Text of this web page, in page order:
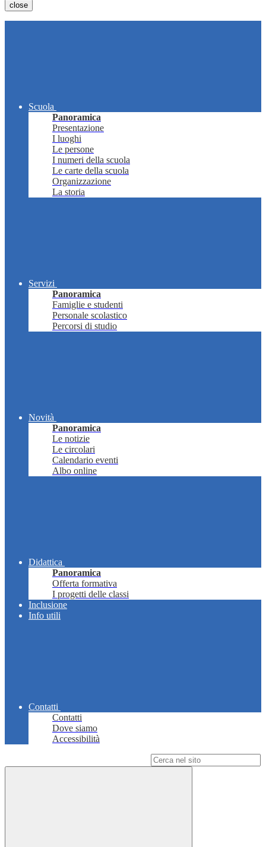
close
Scuola
Panoramica
Presentazione
I luoghi
Le persone
I numeri della scuola
Le carte della scuola
Organizzazione
La storia
Servizi
Panoramica
Famiglie e studenti
Personale scolastico
Percorsi di studio
Novità
Panoramica
Le notizie
Le circolari
Calendario eventi
Albo online
Didattica
Panoramica
Offerta formativa
I progetti delle classi
Inclusione
Info utili
Contatti
Contatti
Dove siamo
Accessibilità